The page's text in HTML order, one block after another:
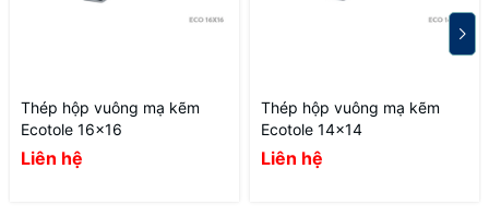
Thép hộp vuông mạ kẽm
Ecotole 16x16
Liên hệ
Thép hộp vuông mạ kẽm
Ecotole 14x14
Liên hệ